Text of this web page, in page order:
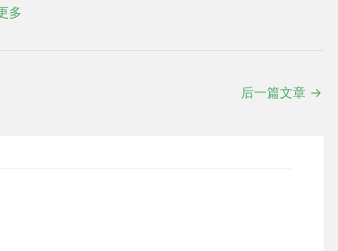
多
后一篇文章 →